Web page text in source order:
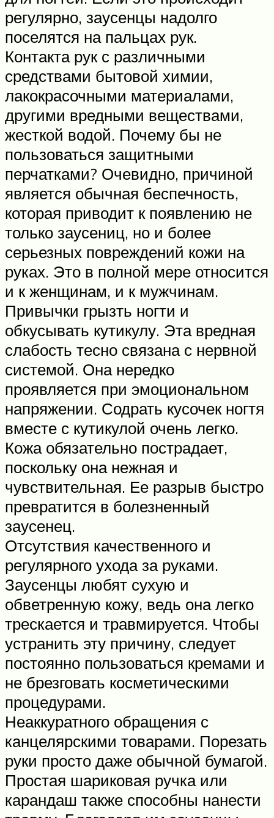
регулярно, заусенцы надолго
поселятся на пальцах рук.
Контакта рук с различными
средствами бытовой химии,
лакокрасочными материалами,
другими вредными веществами,
жесткой водой. Почему бы не
пользоваться защитными
перчатками? Очевидно, причиной
является обычная беспечность,
которая приводит к появлению не
только заусениц, но и более
серьезных повреждений кожи на
руках. Это в полной мере относится
и к женщинам, и к мужчинам.
Привычки грызть ногти и
обкусывать кутикулу. Эта вредная
слабость тесно связана с нервной
системой. Она нередко
проявляется при эмоциональном
напряжении. Содрать кусочек ногтя
вместе с кутикулой очень легко.
Кожа обязательно пострадает,
поскольку она нежная и
чувствительная. Ее разрыв быстро
превратится в болезненный
заусенец.
Отсутствия качественного и
регулярного ухода за руками.
Заусенцы любят сухую и
обветренную кожу, ведь она легко
трескается и травмируется. Чтобы
устранить эту причину, следует
постоянно пользоваться кремами и
не брезговать косметическими
процедурами.
Неаккуратного обращения с
канцелярскими товарами. Порезать
руки просто даже обычной бумагой.
Простая шариковая ручка или
карандаш также способны нанести